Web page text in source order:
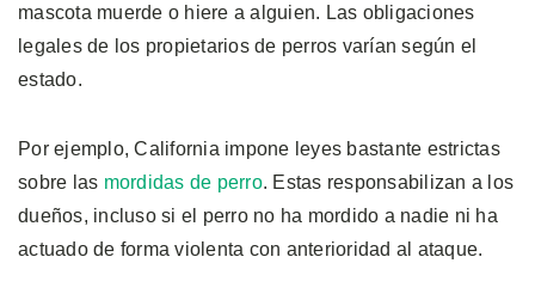
mascota muerde o hiere a alguien. Las obligaciones
legales de los propietarios de perros varían según el
estado.
Por ejemplo, California impone leyes bastante estrictas
sobre las mordidas de perro. Estas responsabilizan a los
dueños, incluso si el perro no ha mordido a nadie ni ha
actuado de forma violenta con anterioridad al ataque.